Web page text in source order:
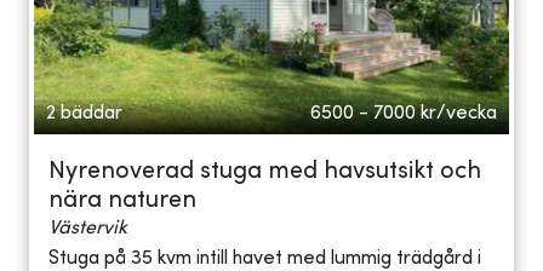
2 bäddar 6500 - 7000 kr/vecka
Nyrenoverad stuga med havsutsikt och
nära naturen
Västervik
Stuga på 35 kvm intill havet med lummig trädgård i